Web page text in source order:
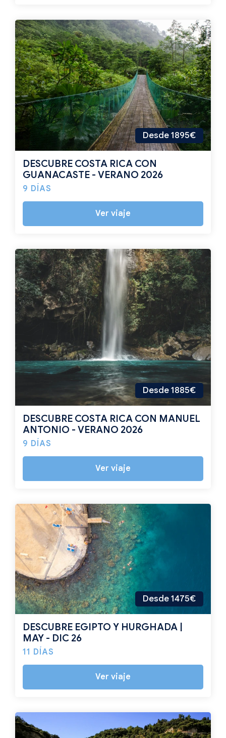
Desde 1895€
DESCUBRE COSTA RICA CON
GUANACASTE - VERANO 2026
9 DÍAS
Ver viaje
Desde 1885€
DESCUBRE COSTA RICA CON MANUEL
ANTONIO - VERANO 2026
9 DÍAS
Ver viaje
Desde 1475€
DESCUBRE EGIPTO Y HURGHADA |
MAY - DIC 26
11 DÍAS
Ver viaje